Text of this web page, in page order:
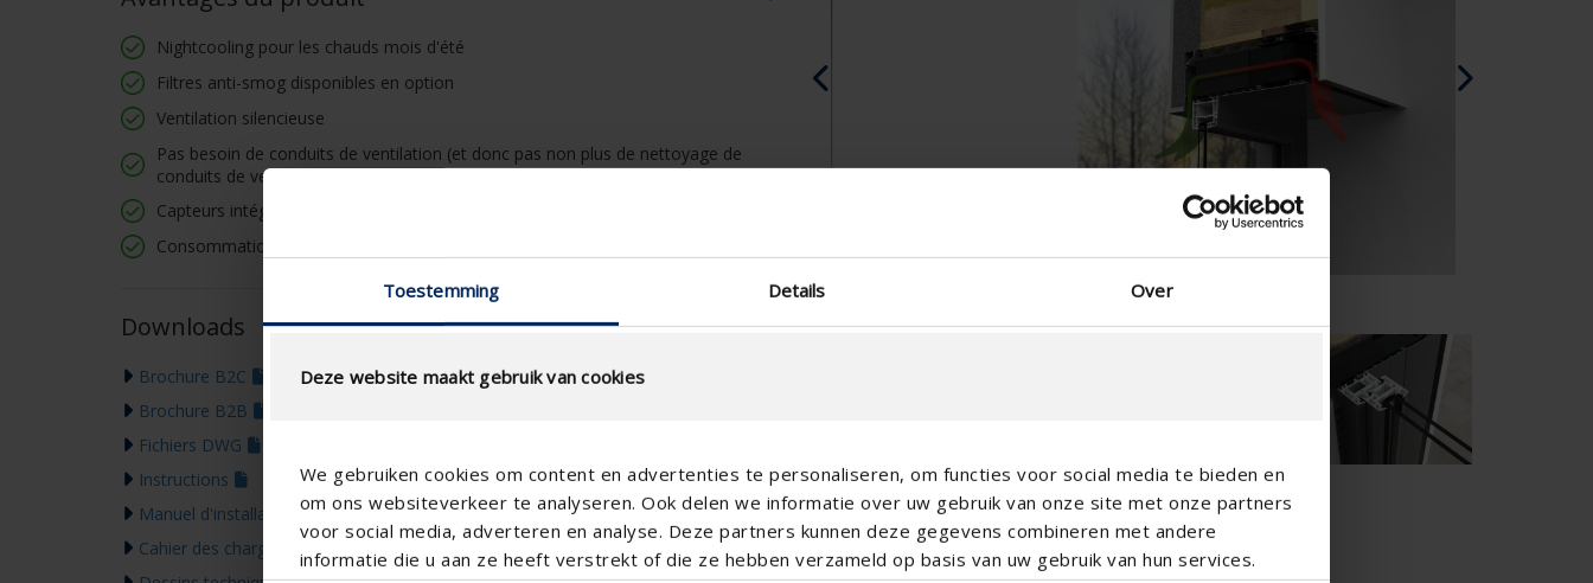
Toestemming Details Over
Deze website maakt gebruik van cookies
We gebruiken cookies om content en advertenties te personaliseren, om functies voor social media te bieden en
om ons websiteverkeer te analyseren. Ook delen we informatie over uw gebruik van onze site met onze partners
voor social media, adverteren en analyse. Deze partners kunnen deze gegevens combineren met andere
informatie die u aan ze heeft verstrekt of die ze hebben verzameld op basis van uw gebruik van hun services.
Danois - Danemark
Norwegian - Norway
Suédois - Suède
Anglias - Irlande
Moyen Orient
Russe - La russie
Chinois - Chine
Nightcooling pour les chauds mois d'été
Filtres anti-smog disponibles en option
Ventilation silencieuse
Pas besoin de conduits de ventilation (et donc pas non plus de nettoyage de
conduits de ventilation!
Capteurs intégrés
Consommation éco-énergétique
Downloads
Brochure B2C
Brochure B2B
Fichiers DWG
Instructions
Manuel d'installation
Cahier des charges